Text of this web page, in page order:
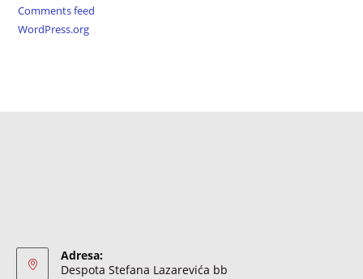
Comments feed
WordPress.org
Adresa:
Despota Stefana Lazarevića bb